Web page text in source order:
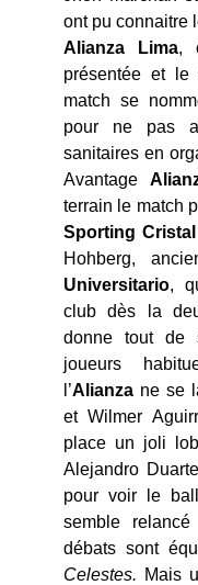
ont pu connaitre
Alianza
Lima,
présentée et
match se
pour ne pas
sanitaires en
Avantage
terrain le match
Sporting Cristal
Hohberg,
Universitario,
club dès la
donne tout de
joueurs
l’Alianza ne se
et Wilmer
place un joli
Alejandro
pour voir le
semble
débats sont
Celestes. Mais